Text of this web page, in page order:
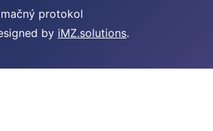
protokol
by iMZ.solutions.